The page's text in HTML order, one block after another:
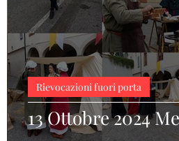
13 Ottobre 2024
Rievocazioni fuori porta